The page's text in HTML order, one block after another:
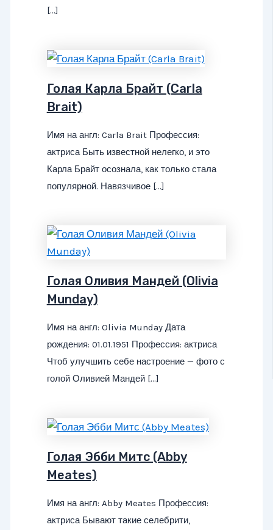
[…]
Голая Карла Брайт (Carla
Brait)
Имя на англ: Carla Brait Профессия:
актриса Быть известной нелегко, и это
Карла Брайт осознала, как только стала
популярной. Навязчивое […]
Голая Оливия Мандей (Olivia
Munday)
Имя на англ: Olivia Munday Дата
рождения: 01.01.1951 Профессия: актриса
Чтоб улучшить себе настроение — фото с
голой Оливией Мандей […]
Голая Эбби Митс (Abby
Meates)
Имя на англ: Abby Meates Профессия:
актриса Бывают такие селебрити,